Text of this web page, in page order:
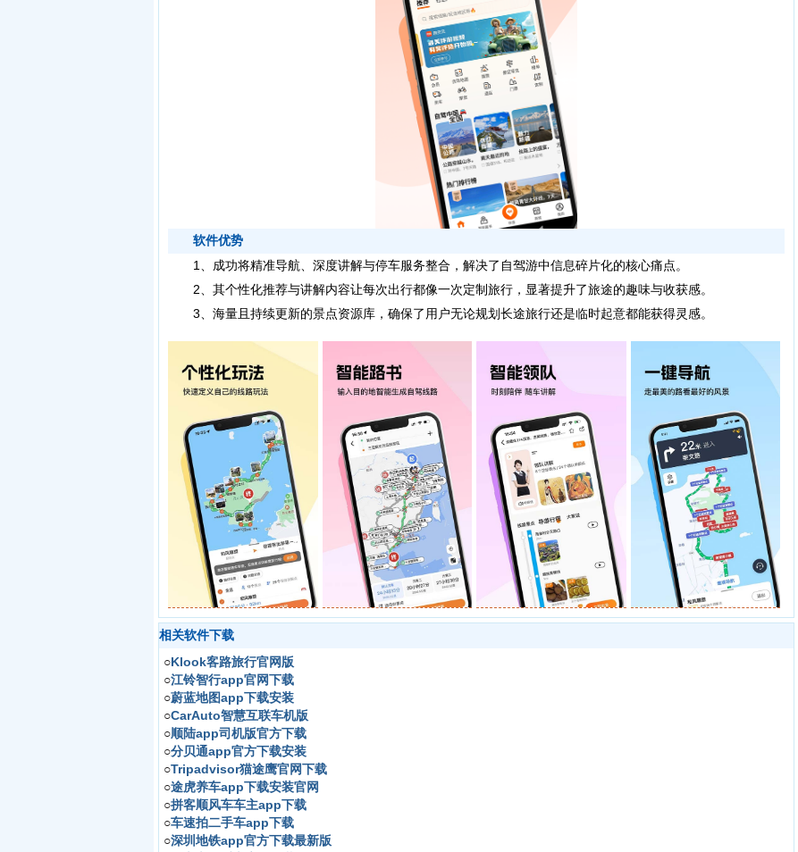
软件优势
1、成功将精准导航、深度讲解与停车服务整合，解决了自驾游中信息碎片化的核心痛点。
2、其个性化推荐与讲解内容让每次出行都像一次定制旅行，显著提升了旅途的趣味与收获感。
3、海量且持续更新的景点资源库，确保了用户无论规划长途旅行还是临时起意都能获得灵感。
相关软件下载
○Klook客路旅行官网版
○江铃智行app官网下载
○蔚蓝地图app下载安装
○CarAuto智慧互联车机版
○顺陆app司机版官方下载
○分贝通app官方下载安装
○Tripadvisor猫途鹰官网下载
○途虎养车app下载安装官网
○拼客顺风车车主app下载
○车速拍二手车app下载
○深圳地铁app官方下载最新版